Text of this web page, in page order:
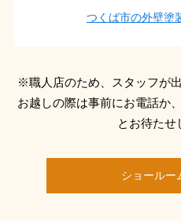
つくば市の外壁塗
※職人店のため、スタッフが
お越しの際は事前にお電話か
とお待たせ
ショールー